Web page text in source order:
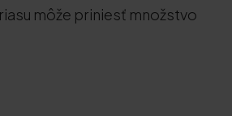
môže priniesť množstvo